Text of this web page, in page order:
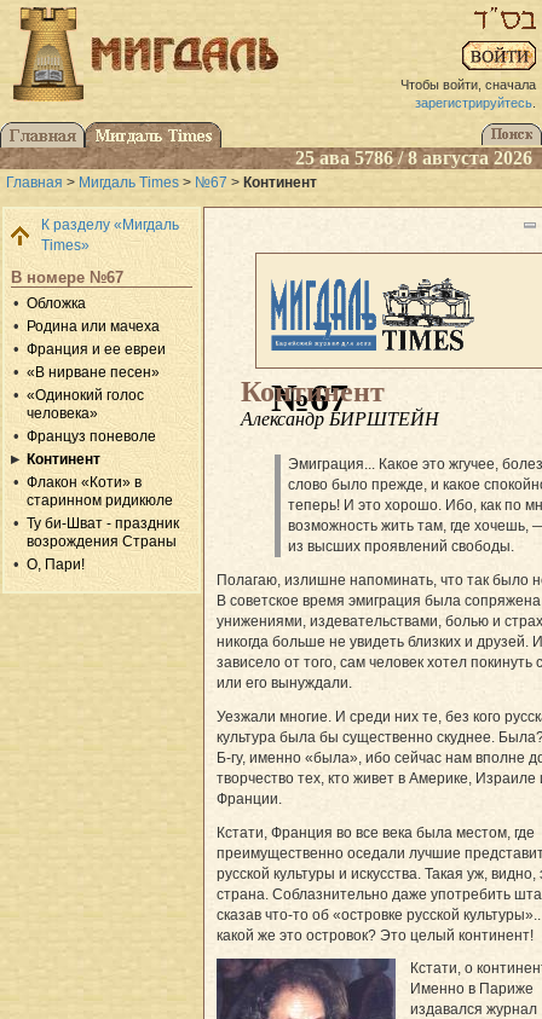
Чтобы войти, сначала
зарегистрируйтесь.
25 ава 5786 / 8 августа 2026
Главная > Мигдаль Times > №67 > Континент
К разделу «Мигдаль
Times»
В номере №67
Обложка
Родина или мачеха
Франция и ее евреи
«В нирване песен»
«Одинокий голос
человека»
Француз поневоле
Континент
Флакон «Коти» в
старинном ридикюле
Ту би-Шват - праздник
возрождения Страны
О, Пари!
№67
Континент
Александр БИРШТЕЙН
Эмиграция... Какое это жгучее,
слово было прежде, и какое
теперь! И это хорошо. Ибо, как по
возможность жить там, где хочешь,
из высших проявлений свободы.
Полагаю, излишне напоминать, что так было
В советское время эмиграция была сопряжена
унижениями, издевательствами, болью и
никогда больше не увидеть близких и друзей.
зависело от того, сам человек хотел покинуть
или его вынуждали.
Уезжали многие. И среди них те, без кого
культура была бы существенно скуднее.
Б-гу, именно «была», ибо сейчас нам вполне
творчество тех, кто живет в Америке, Израиле
Франции.
Кстати, Франция во все века была местом, где
преимущественно оседали лучшие
русской культуры и искусства. Такая уж, видно,
страна. Соблазнительно даже употребить
сказав что-то об «островке русской
какой же это островок? Это целый континент!
Кстати, о
Именно в Париже
издавался журнал